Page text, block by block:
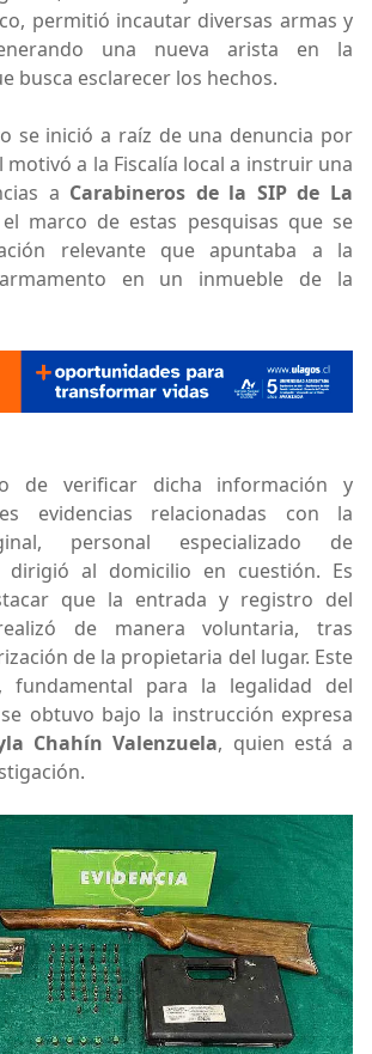
permitió incautar diversas armas y
una nueva arista en la
busca esclarecer los hechos.
se inició a raíz de una denuncia por
motivó a la Fiscalía local a instruir una
a Carabineros de la SIP de La
marco de estas pesquisas que se
relevante que apuntaba a la
en un inmueble de la
de verificar dicha información y
evidencias relacionadas con la
personal especializado de
dirigió al domicilio en cuestión. Es
que la entrada y registro del
de manera voluntaria, tras
de la propietaria del lugar. Este
fundamental para la legalidad del
obtuvo bajo la instrucción expresa
Chahín Valenzuela, quien está a